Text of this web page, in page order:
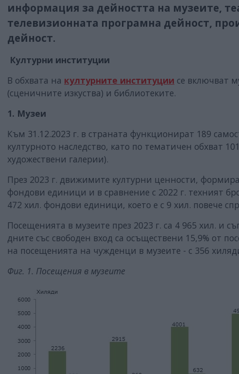
информация за дейността на музеите,
телевизионната програмна дейност,
дейност.
Културни институции
В обхвата на културните институции се включват
(сценичните изкуства) и библиотеките.
1. Музеи
Към 31.12.2023 г. в страната функционират 189
културното наследство, като по тематичен обхват
художествени галерии).
През 2023 г. движимите културни ценности,
фондови единици и в сравнение с 2022 г. техният
472 хил. фондови единици, което е с 9 хил. повече
Посещенията в музеите през 2023 г. са 4 965 хил. и
дните със свободен вход са осъществени 15,9% от
на посещенията на чужденци в музеите - с 356
Фиг. 1. Посещения в музеите